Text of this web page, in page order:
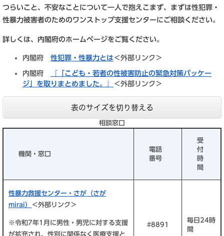
つらいこと、不安なことについて一人で抱えこまず、まずは性犯罪・
性暴力被害者のためのワンストップ支援センターにご相談ください。
詳しくは、内閣府のホームページをご覧ください。
内閣府 性犯罪・性暴力とは ＜外部リンク＞
内閣府
『「こども・若者の性被害防止の緊急対策パッケー
ジ」を取りまとめました。』
＜外部リンク＞
表のサイズを切り替える
相談窓口
機関・窓口
電話
番号
受
付
時
間
性暴力救援センター・さが（さが
mirai）
＜外部リンク＞
※令和7年1月に男性・男児に対する支援
が拡充され、性別に関係なく医療支援と
#8891
毎日24時
間